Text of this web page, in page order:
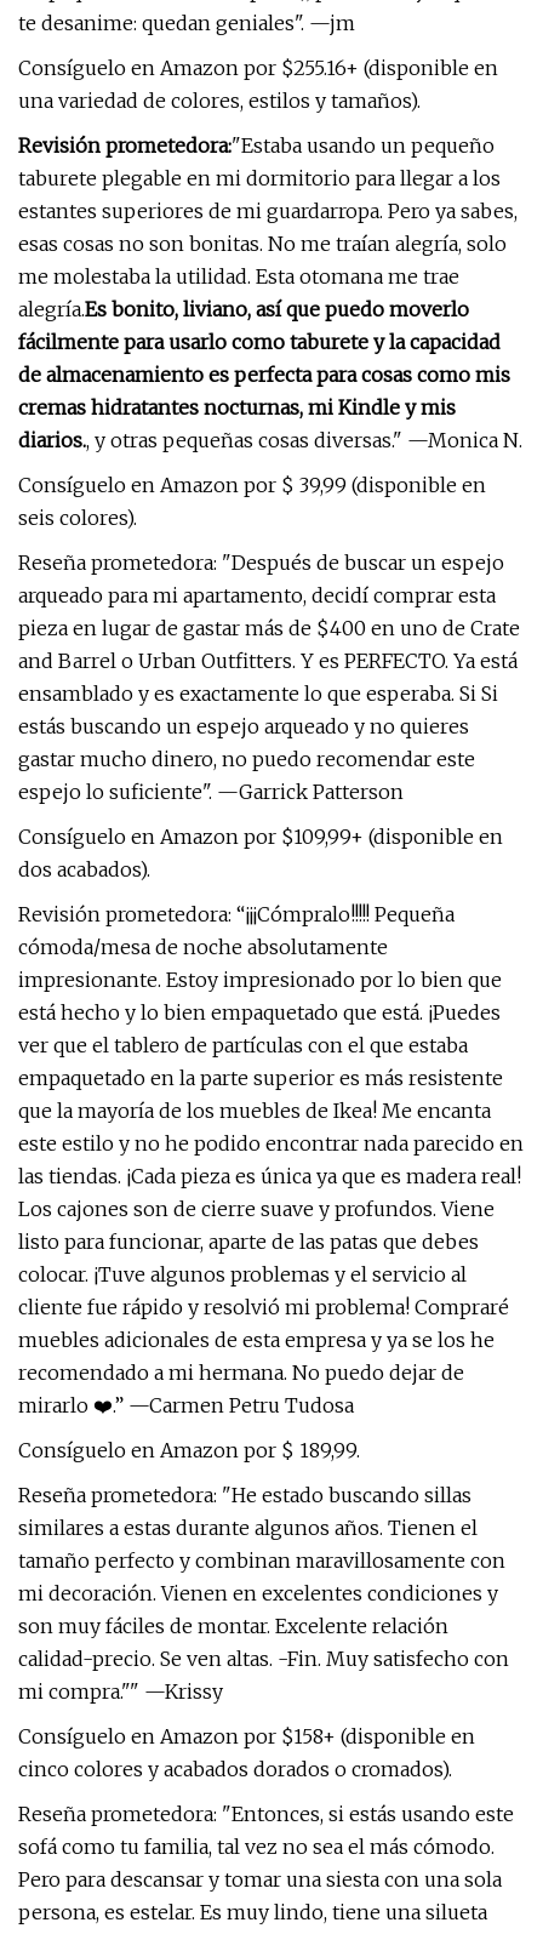
te desanime: quedan geniales". —jm
Consíguelo en Amazon por $255.16+ (disponible en
una variedad de colores, estilos y tamaños).
Revisión prometedora:"Estaba usando un pequeño
taburete plegable en mi dormitorio para llegar a los
estantes superiores de mi guardarropa. Pero ya sabes,
esas cosas no son bonitas. No me traían alegría, solo
me molestaba la utilidad. Esta otomana me trae
alegría.Es bonito, liviano, así que puedo moverlo
fácilmente para usarlo como taburete y la capacidad
de almacenamiento es perfecta para cosas como mis
cremas hidratantes nocturnas, mi Kindle y mis
diarios., y otras pequeñas cosas diversas." —Monica N.
Consíguelo en Amazon por $ 39,99 (disponible en
seis colores).
Reseña prometedora: "Después de buscar un espejo
arqueado para mi apartamento, decidí comprar esta
pieza en lugar de gastar más de $400 en uno de Crate
and Barrel o Urban Outfitters. Y es PERFECTO. Ya está
ensamblado y es exactamente lo que esperaba. Si Si
estás buscando un espejo arqueado y no quieres
gastar mucho dinero, no puedo recomendar este
espejo lo suficiente". —Garrick Patterson
Consíguelo en Amazon por $109,99+ (disponible en
dos acabados).
Revisión prometedora: “¡¡¡Cómpralo!!!!! Pequeña
cómoda/mesa de noche absolutamente
impresionante. Estoy impresionado por lo bien que
está hecho y lo bien empaquetado que está. ¡Puedes
ver que el tablero de partículas con el que estaba
empaquetado en la parte superior es más resistente
que la mayoría de los muebles de Ikea! Me encanta
este estilo y no he podido encontrar nada parecido en
las tiendas. ¡Cada pieza es única ya que es madera real!
Los cajones son de cierre suave y profundos. Viene
listo para funcionar, aparte de las patas que debes
colocar. ¡Tuve algunos problemas y el servicio al
cliente fue rápido y resolvió mi problema! Compraré
muebles adicionales de esta empresa y ya se los he
recomendado a mi hermana. No puedo dejar de
mirarlo ❤️.” —Carmen Petru Tudosa
Consíguelo en Amazon por $ 189,99.
Reseña prometedora: "He estado buscando sillas
similares a estas durante algunos años. Tienen el
tamaño perfecto y combinan maravillosamente con
mi decoración. Vienen en excelentes condiciones y
son muy fáciles de montar. Excelente relación
calidad-precio. Se ven altas. -Fin. Muy satisfecho con
mi compra."" —Krissy
Consíguelo en Amazon por $158+ (disponible en
cinco colores y acabados dorados o cromados).
Reseña prometedora: "Entonces, si estás usando este
sofá como tu familia, tal vez no sea el más cómodo.
Pero para descansar y tomar una siesta con una sola
persona, es estelar. Es muy lindo, tiene una silueta